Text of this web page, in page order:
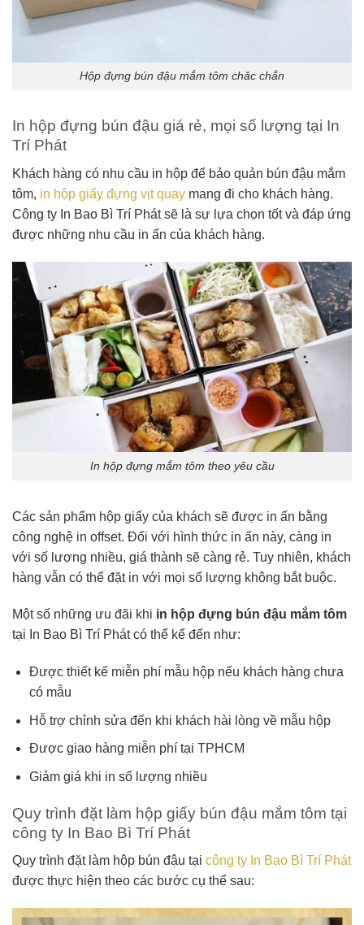
Hộp đựng bún đậu mắm tôm chăc chắn
In hộp đựng bún đậu giá rẻ, mọi số lượng tại In
Trí Phát
Khách hàng có nhu cầu in hộp để bảo quản bún đậu mắm
tôm, in hộp giấy đựng vịt quay mang đi cho khách hàng.
Công ty In Bao Bì Trí Phát sẽ là sự lựa chọn tốt và đáp ứng
được những nhu cầu in ấn của khách hàng.
In hộp đựng mắm tôm theo yêu cầu
Các sản phẩm hộp giấy của khách sẽ được in ấn bằng
công nghệ in offset. Đối với hình thức in ấn này, càng in
với số lượng nhiều, giá thành sẽ càng rẻ. Tuy nhiên, khách
hàng vẫn có thể đặt in với mọi số lượng không bắt buộc.
Một số những ưu đãi khi in hộp đựng bún đậu mắm tôm
tại In Bao Bì Trí Phát có thể kể đến như:
Được thiết kế miễn phí mẫu hộp nếu khách hàng chưa
có mẫu
Hỗ trợ chỉnh sửa đến khi khách hài lòng về mẫu hộp
Được giao hàng miễn phí tại TPHCM
Giảm giá khi in số lượng nhiều
Quy trình đặt làm hộp giấy bún đậu mắm tôm tại
công ty In Bao Bì Trí Phát
Quy trình đặt làm hộp bún đậu tại công ty In Bao Bì Trí Phát
được thực hiện theo các bước cụ thể sau: